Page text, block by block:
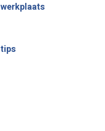
werkplaats
tips